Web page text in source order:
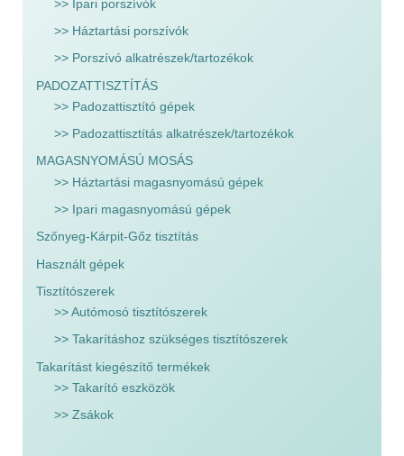
>> Ipari porszívók
>> Háztartási porszívók
>> Porszívó alkatrészek/tartozékok
PADOZATTISZTÍTÁS
>> Padozattisztító gépek
>> Padozattisztítás alkatrészek/tartozékok
MAGASNYOMÁSÚ MOSÁS
>> Háztartási magasnyomású gépek
>> Ipari magasnyomású gépek
Szőnyeg-Kárpit-Gőz tisztítás
Használt gépek
Tisztítószerek
>> Autómosó tisztítószerek
>> Takarításhoz szükséges tisztítószerek
Takarítást kiegészítő termékek
>> Takarító eszközök
>> Zsákok